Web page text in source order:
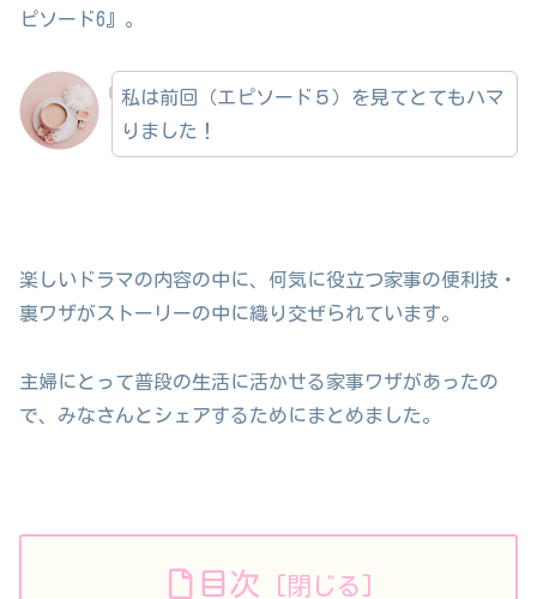
ピソード6』。
私は前回（エピソード５）を見てとてもハマ
りました！
楽しいドラマの内容の中に、何気に役立つ家事の便利技・
裏ワザがストーリーの中に織り交ぜられています。
主婦にとって普段の生活に活かせる家事ワザがあったの
で、みなさんとシェアするためにまとめました。
目次